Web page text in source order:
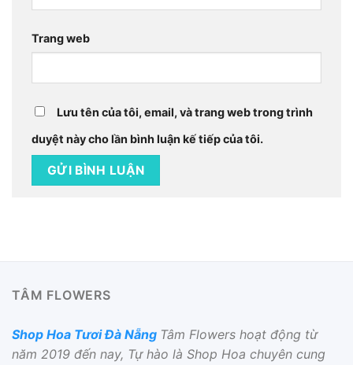
Trang web
Lưu tên của tôi, email, và trang web trong trình
duyệt này cho lần bình luận kế tiếp của tôi.
TÂM FLOWERS
Shop Hoa Tươi Đà Nẵng Tâm Flowers hoạt động từ
năm 2019 đến nay, Tự hào là Shop Hoa chuyên cung